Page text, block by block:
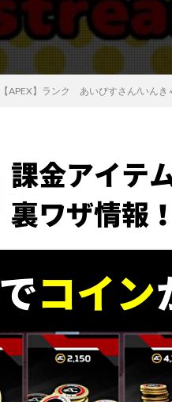
【APEX】ランク あいびすさん/いんき